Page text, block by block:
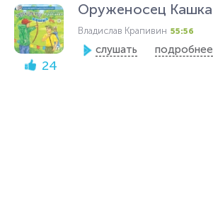
24
Оруженосец Кашка
Владислав Крапивин 55:56
слушать подробнее